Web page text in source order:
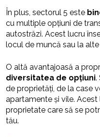
În plus, sectorul 5 este
cu multiple opțiuni de
autostrăzi. Acest lucru
locul de muncă sau la
O altă avantajoasă a
diversitatea de opțiuni.
de proprietăți, de la case
apartamente și vile.
proprietate care să se
tău.